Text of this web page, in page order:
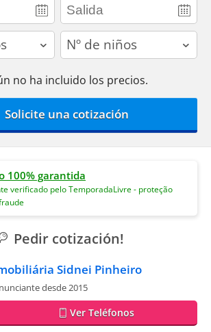
children
no ha incluido los precios.
Solicite una cotización
100% garantida
verificado pelo TemporadaLivre - proteção
Pedir cotización!
Sidnei Pinheiro
desde 2015
Ver Teléfonos